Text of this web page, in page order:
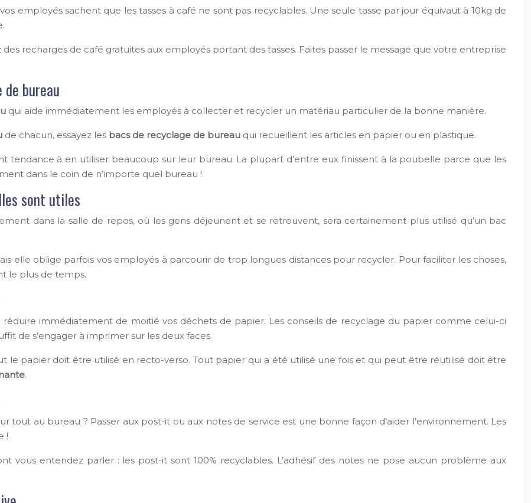
employés sachent que les tasses à café ne sont pas recyclables. Une seule tasse par jour équivaut à 10kg de
recharges de café gratuites aux employés portant des tasses. Faites passer le message que votre entreprise
bureau
qui aide immédiatement les employés à collecter et recycler un matériau particulier de la bonne manière.
de chacun, essayez les bacs de recyclage de bureau qui recueillent les articles en papier ou en plastique.
tendance à en utiliser beaucoup sur leur bureau. La plupart d’entre eux finissent à la poubelle parce que les
dans le coin de n’importe quel bureau !
sont utiles
dans la salle de repos, où les gens déjeunent et se retrouvent, sera certainement plus utilisé qu’un bac
elle oblige parfois vos employés à parcourir de trop longues distances pour recycler. Pour faciliter les choses,
le plus de temps.
immédiatement de moitié vos déchets de papier. Les conseils de recyclage du papier comme celui-ci
de s’engager à imprimer sur les deux faces.
le papier doit être utilisé en recto-verso. Tout papier qui a été utilisé une fois et qui peut être réutilisé doit être
.
tout au bureau ? Passer aux post-it ou aux notes de service est une bonne façon d’aider l’environnement. Les
!
vous entendez parler : les post-it sont 100% recyclables. L’adhésif des notes ne pose aucun problème aux